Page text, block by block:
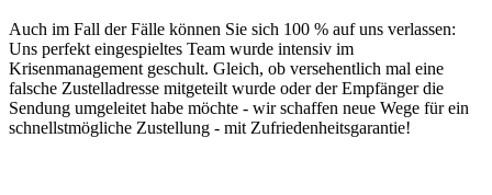
Auch im Fall der Fälle können Sie sich 100 % auf uns verlassen:
Uns perfekt eingespieltes Team wurde intensiv im
Krisenmanagement geschult. Gleich, ob versehentlich mal eine
falsche Zustelladresse mitgeteilt wurde oder der Empfänger die
Sendung umgeleitet habe möchte - wir schaffen neue Wege für ein
schnellstmögliche Zustellung - mit Zufriedenheitsgarantie!